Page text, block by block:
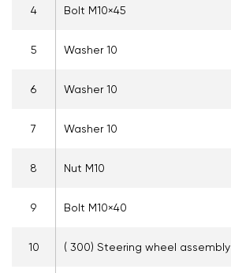
4 Bolt M10×45
5 Washer 10
6 Washer 10
7 Washer 10
8 Nut M10
9 Bolt M10×40
10 ( 300) Steering wheel assembly